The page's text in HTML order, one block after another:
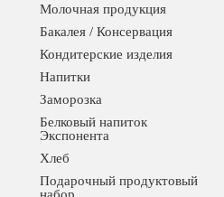
Молочная продукция
Бакалея / Консервация
Кондитерские изделия
Напитки
Заморозка
Белковый напиток
Экспонента
Хлеб
Подарочный продуктовый